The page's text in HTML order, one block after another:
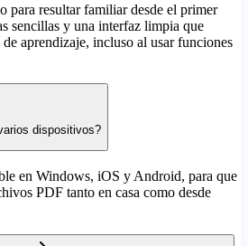
para resultar familiar desde el primer
sencillas y una interfaz limpia que
aprendizaje, incluso al usar funciones
dispositivos?
en Windows, iOS y Android, para que
PDF tanto en casa como desde